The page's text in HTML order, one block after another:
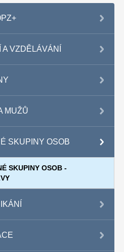
VZDĚLÁVÁNÍ
MUŽŮ
SKUPINY OSOB
SKUPINY OSOB -